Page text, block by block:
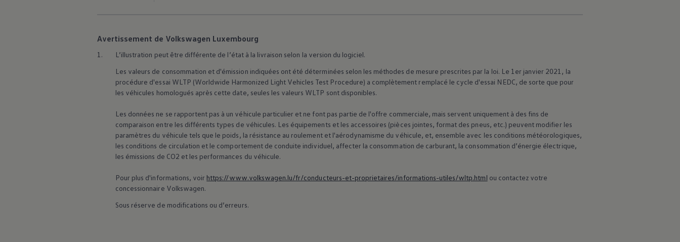
Mises à jour pour les logiciels, les cartes et la radio
We Charge
Liste des concessionnaires
Recherche de concessionnaire
75 ans de Volkswagen au Luxembourg
Avertissement de Volkswagen Luxembourg
1.
L’illustration peut être différente de l’état à la livraison selon la version du logiciel.
Les valeurs de consommation et d'émission indiquées ont été déterminées selon les méthodes de mesure prescrites par la loi. Le 1er janvier 2021, la
procédure d'essai WLTP (Worldwide Harmonized Light Vehicles Test Procedure) a complètement remplacé le cycle d'essai NEDC, de sorte que pour
les véhicules homologués après cette date, seules les valeurs WLTP sont disponibles.
Les données ne se rapportent pas à un véhicule particulier et ne font pas partie de l'offre commerciale, mais servent uniquement à des fins de
comparaison entre les différents types de véhicules. Les équipements et les accessoires (pièces jointes, format des pneus, etc.) peuvent modifier les
paramètres du véhicule tels que le poids, la résistance au roulement et l'aérodynamisme du véhicule, et, ensemble avec les conditions météorologiques,
les conditions de circulation et le comportement de conduite individuel, affecter la consommation de carburant, la consommation d’énergie électrique,
les émissions de CO2 et les performances du véhicule.
Pour plus d'informations, voir https://www.volkswagen.lu/fr/conducteurs-et-proprietaires/informations-utiles/wltp.html ou contactez votre
concessionnaire Volkswagen.
Sous réserve de modifications ou d’erreurs.